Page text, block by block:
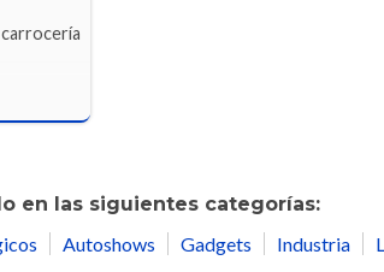
carrocería
en las siguientes categorías:
Autoshows Gadgets Industria